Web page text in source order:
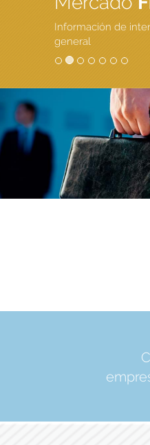
Información de
general